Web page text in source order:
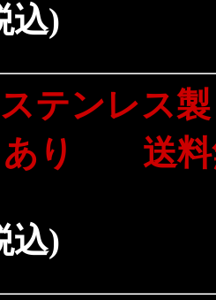
込)
ステンレス
あり 送料
込)